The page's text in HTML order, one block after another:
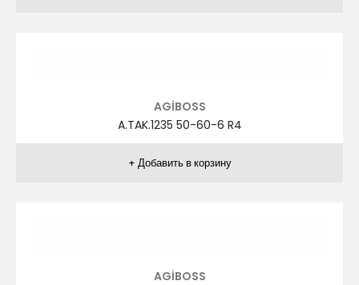
ZİVER
ZR.TAK.1031 48-58 R1
ZİVER